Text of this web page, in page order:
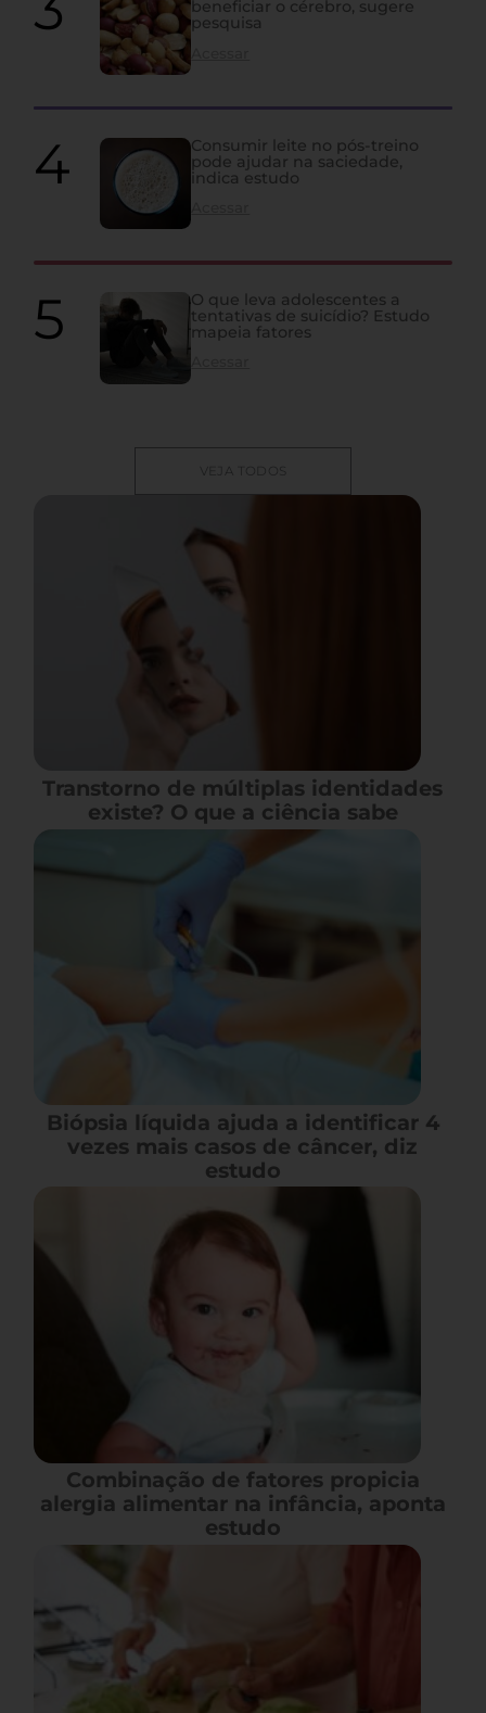
beneficiar o cérebro, sugere
pesquisa
Consumir leite no pós-treino
pode ajudar na saciedade,
indica estudo
O que leva adolescentes a
tentativas de suicídio? Estudo
mapeia fatores
VEJA TODOS
Transtorno de múltiplas identidades
existe? O que a ciência sabe
Biópsia líquida ajuda a identificar 4
vezes mais casos de câncer, diz
estudo
Combinação de fatores propicia
alergia alimentar na infância, aponta
estudo